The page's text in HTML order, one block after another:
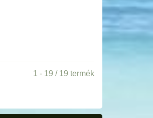
1 - 19 / 19 termék